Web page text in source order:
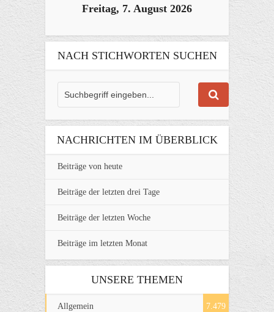
Freitag, 7. August 2026
NACH STICHWORTEN SUCHEN
NACHRICHTEN IM ÜBERBLICK
Beiträge von heute
Beiträge der letzten drei Tage
Beiträge der letzten Woche
Beiträge im letzten Monat
UNSERE THEMEN
Allgemein 7.479